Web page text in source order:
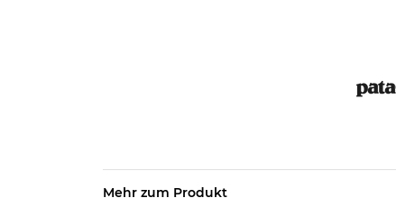
Mehr zum Produkt